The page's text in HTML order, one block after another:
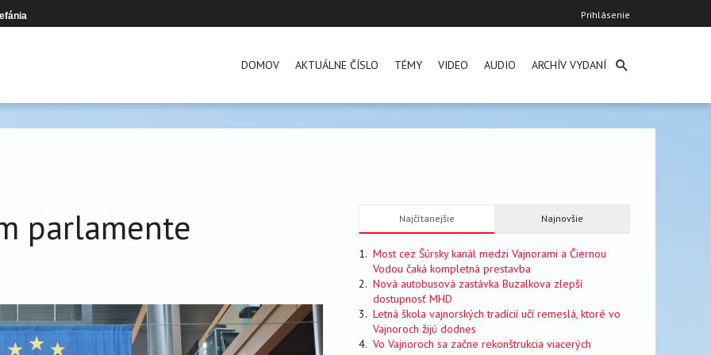
User
account
Prihlásenie
DOMOV AKTUÁLNE ČÍSLO TÉMY VIDEO AUDIO ARCHÍV VYDANÍ
parlamente Najčítanejšie Najnovšie
Most cez Šúrsky kanál medzi Vajnorami a Čiernou
Vodou čaká kompletná prestavba
Nová autobusová zastávka Buzalkova zlepší
dostupnosť MHD
Letná škola vajnorských tradícií učí remeslá, ktoré vo
Vajnoroch žijú dodnes
Vo Vajnoroch sa začne rekonštrukcia viacerých